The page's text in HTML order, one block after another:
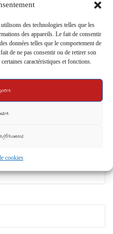
des technologies telles que les
des appareils. Le fait de consentir
données telles que le comportement de
de ne pas consentir ou de retirer son
caractéristiques et fonctions.
cookies